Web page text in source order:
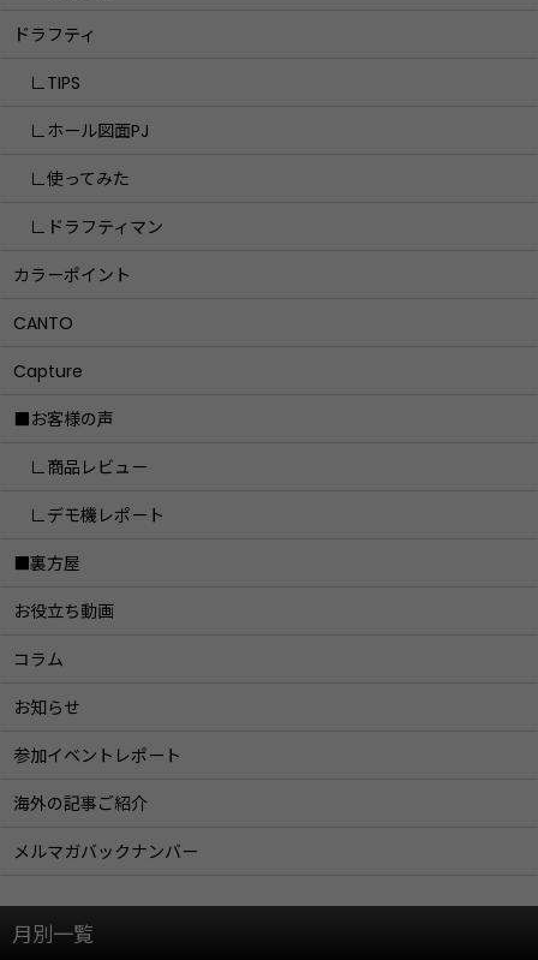
ドラフティ
∟TIPS
∟ホール図面PJ
∟使ってみた
∟ドラフティマン
カラーポイント
CANTO
Capture
■お客様の声
∟商品レビュー
∟デモ機レポート
■裏方屋
お役立ち動画
コラム
お知らせ
参加イベントレポート
海外の記事ご紹介
メルマガバックナンバー
月別一覧